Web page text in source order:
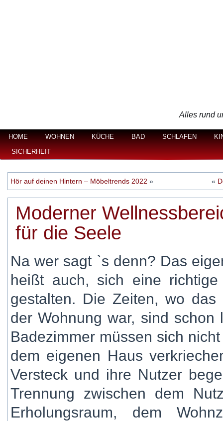
Alles rund
HOME WOHNEN KÜCHE BAD SCHLAFEN
SICHERHEIT
Hör auf deinen Hintern – Möbeltrends 2022 » «
Moderner
für die Seele
Na wer sagt `s denn? Das
heißt auch, sich eine
gestalten. Die Zeiten, wo
der Wohnung war, sind
Badezimmer müssen sich
dem eigenen Haus
Versteck und ihre Nutzer
Trennung zwischen dem
Erholungsraum, dem